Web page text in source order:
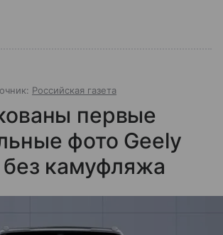
Российская газета
первые
фото Geely
камуфляжа